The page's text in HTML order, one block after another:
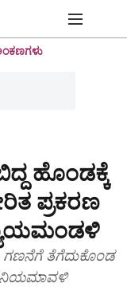
ಹೊಂಡಕ್ಕೆ
ಪ್ರಕರಣ
ಗಣನೆಗೆ ತೆಗೆದುಕೊಂಡ
ನಿಯಮಾವಳಿ